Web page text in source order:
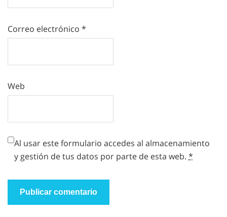
Correo electrónico *
Web
Al usar este formulario accedes al almacenamiento
y gestión de tus datos por parte de esta web. *